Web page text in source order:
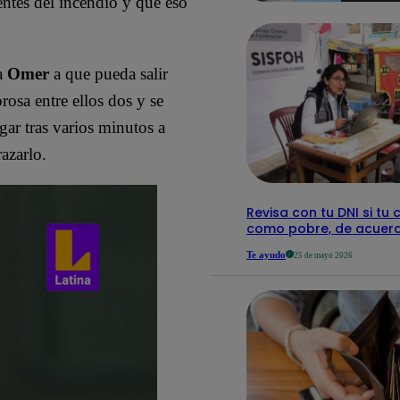
Omer a que pueda salir
entre ellos dos y se
tras varios minutos a
Revisa con tu DNI si tu
como pobre, de
Te ayudo 25 de mayo 2026